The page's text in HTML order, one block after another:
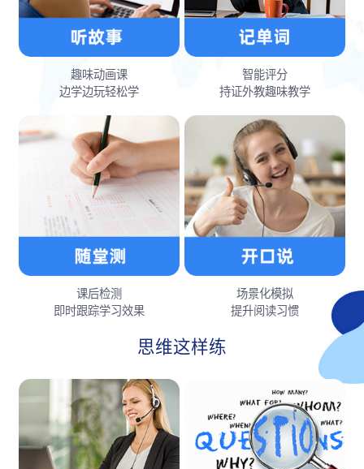
趣味动画课
边学边玩轻松学
智能评分
持证外教趣味教学
课后检测
即时跟踪学习效果
场景化模拟
提升阅读习惯
思维这样练